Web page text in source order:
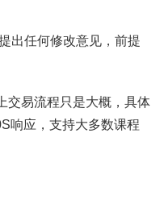
出任何修改意见，前提
交易流程只是大概，具体
响应，支持大多数课程